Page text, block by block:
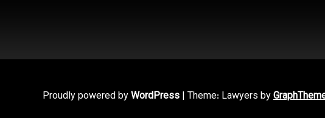
Proudly powered byWordPress | Theme: Lawyers by